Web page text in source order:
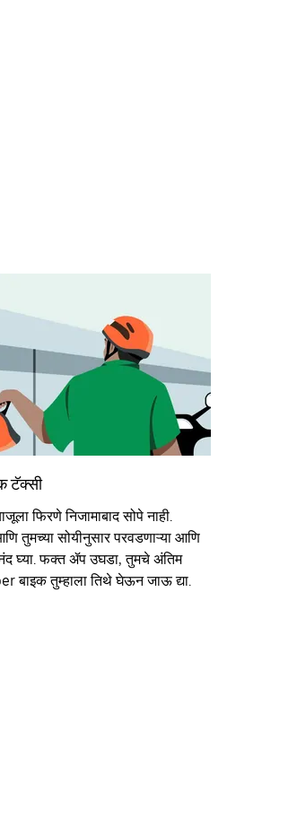
टॅक्सी
फिरणे निजामाबाद सोपे नाही.
तुमच्या सोयीनुसार परवडणाऱ्या आणि
घ्या. फक्त ॲप उघडा, तुमचे अंतिम
बाइक तुम्हाला तिथे घेऊन जाऊ द्या.